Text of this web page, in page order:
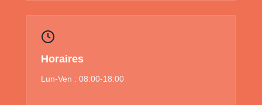
Horaires
Lun-Ven : 08:00-18:00